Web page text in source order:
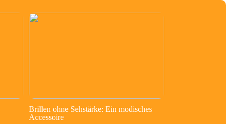
Brillen ohne Sehstärke: Ein modisches
Accessoire